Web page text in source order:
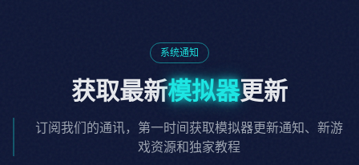
系统通知
获取最新模拟器更新
订阅我们的通讯，第一时间获取模拟器更新通知、新游
戏资源和独家教程